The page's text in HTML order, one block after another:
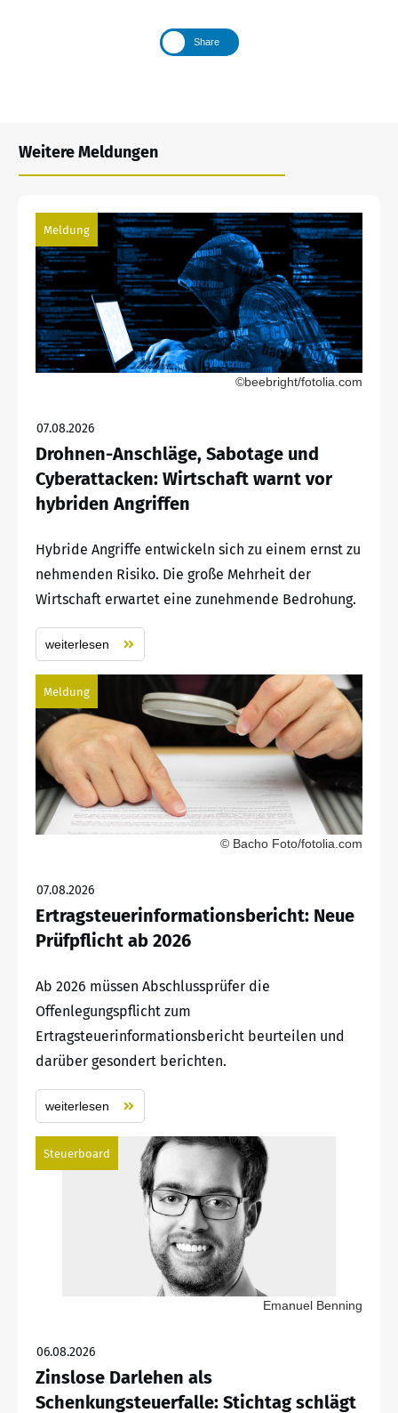
Share
Weitere Meldungen
Meldung
©beebright/fotolia.com
07.08.2026
Drohnen-Anschläge, Sabotage und
Cyberattacken: Wirtschaft warnt vor
hybriden Angriffen
Hybride Angriffe entwickeln sich zu einem ernst zu
nehmenden Risiko. Die große Mehrheit der
Wirtschaft erwartet eine zunehmende Bedrohung.
weiterlesen
Meldung
© Bacho Foto/fotolia.com
07.08.2026
Ertragsteuerinformationsbericht: Neue
Prüfpflicht ab 2026
Ab 2026 müssen Abschlussprüfer die
Offenlegungspflicht zum
Ertragsteuerinformationsbericht beurteilen und
darüber gesondert berichten.
weiterlesen
Steuerboard
Emanuel Benning
06.08.2026
Zinslose Darlehen als
Schenkungsteuerfalle: Stichtag schlägt